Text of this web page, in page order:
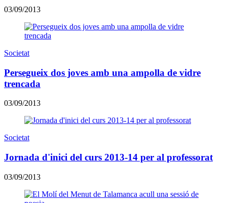
03/09/2013
Societat
Persegueix dos joves amb una ampolla de vidre
trencada
03/09/2013
Societat
Jornada d'inici del curs 2013-14 per al professorat
03/09/2013